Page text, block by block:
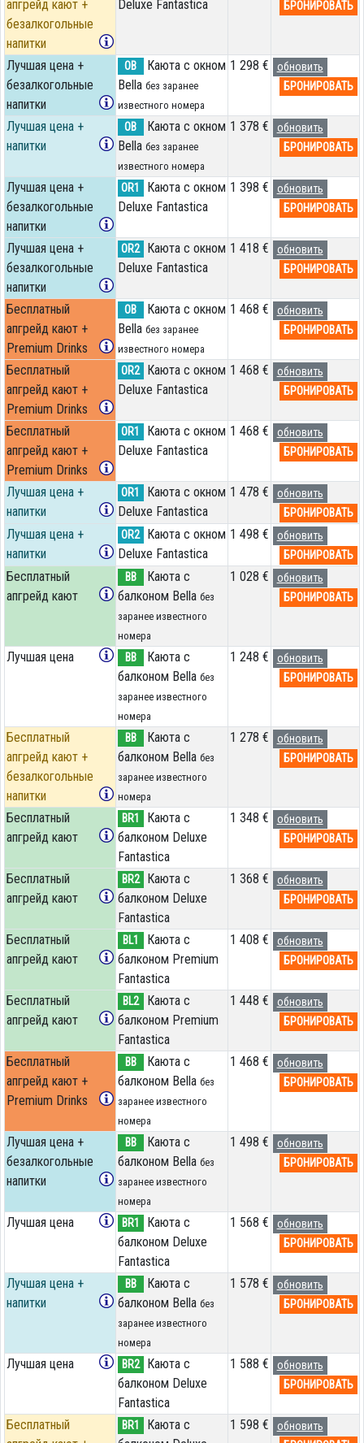
апгрейд кают +
безалкогольные
напитки
Deluxe Fantastica
БРОНИРОВАТЬ
Лучшая цена +
безалкогольные
напитки
OB
Каюта с окном
Bella без заранее
известного номера
1 298 €
обновить
БРОНИРОВАТЬ
Лучшая цена +
напитки
OB
Каюта с окном
Bella без заранее
известного номера
1 378 €
обновить
БРОНИРОВАТЬ
Лучшая цена +
безалкогольные
напитки
OR1
Каюта с окном
Deluxe Fantastica
1 398 €
обновить
БРОНИРОВАТЬ
Лучшая цена +
безалкогольные
напитки
OR2
Каюта с окном
Deluxe Fantastica
1 418 €
обновить
БРОНИРОВАТЬ
Бесплатный
апгрейд кают +
Premium Drinks
OB
Каюта с окном
Bella без заранее
известного номера
1 468 €
обновить
БРОНИРОВАТЬ
Бесплатный
апгрейд кают +
Premium Drinks
OR2
Каюта с окном
Deluxe Fantastica
1 468 €
обновить
БРОНИРОВАТЬ
Бесплатный
апгрейд кают +
Premium Drinks
OR1
Каюта с окном
Deluxe Fantastica
1 468 €
обновить
БРОНИРОВАТЬ
Лучшая цена +
напитки
OR1
Каюта с окном
Deluxe Fantastica
1 478 €
обновить
БРОНИРОВАТЬ
Лучшая цена +
напитки
OR2
Каюта с окном
Deluxe Fantastica
1 498 €
обновить
БРОНИРОВАТЬ
Бесплатный
апгрейд кают
BB
Каюта с
балконом Bella без
заранее известного
номера
1 028 €
обновить
БРОНИРОВАТЬ
Лучшая цена BB
Каюта с
балконом Bella без
заранее известного
номера
1 248 €
обновить
БРОНИРОВАТЬ
Бесплатный
апгрейд кают +
безалкогольные
напитки
BB
Каюта с
балконом Bella без
заранее известного
номера
1 278 €
обновить
БРОНИРОВАТЬ
Бесплатный
апгрейд кают
BR1
Каюта с
балконом Deluxe
Fantastica
1 348 €
обновить
БРОНИРОВАТЬ
Бесплатный
апгрейд кают
BR2
Каюта с
балконом Deluxe
Fantastica
1 368 €
обновить
БРОНИРОВАТЬ
Бесплатный
апгрейд кают
BL1
Каюта с
балконом Premium
Fantastica
1 408 €
обновить
БРОНИРОВАТЬ
Бесплатный
апгрейд кают
BL2
Каюта с
балконом Premium
Fantastica
1 448 €
обновить
БРОНИРОВАТЬ
Бесплатный
апгрейд кают +
Premium Drinks
BB
Каюта с
балконом Bella без
заранее известного
номера
1 468 €
обновить
БРОНИРОВАТЬ
Лучшая цена +
безалкогольные
напитки
BB
Каюта с
балконом Bella без
заранее известного
номера
1 498 €
обновить
БРОНИРОВАТЬ
Лучшая цена BR1
Каюта с
балконом Deluxe
Fantastica
1 568 €
обновить
БРОНИРОВАТЬ
Лучшая цена +
напитки
BB
Каюта с
балконом Bella без
заранее известного
номера
1 578 €
обновить
БРОНИРОВАТЬ
Лучшая цена BR2
Каюта с
балконом Deluxe
Fantastica
1 588 €
обновить
БРОНИРОВАТЬ
Бесплатный
BR1
Каюта с
1 598 €
обновить